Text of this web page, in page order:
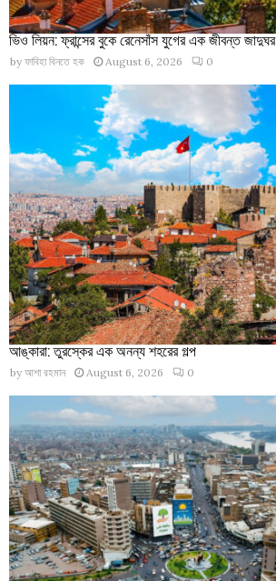
ভিও লিয়ন: ফ্রান্সের বুকে রেনেসাঁস যুগের এক জীবন্ত জাদুঘর
by ফাবিহা বিনতে হক August 6, 2026 0
আঙ্কারা: তুরস্কের এক অনন্য শহরের গল্প
by আশা রহমান August 6, 2026 0